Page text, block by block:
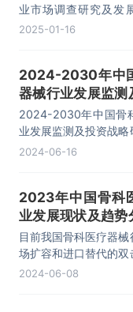
业市场调查研究及发
告，主要包括行业发展
2025-01-16
2024-2030年中
器械行业发展监测
研究报告
2024-2030年中国骨
业发展监测及投资战略
要包括行业重点区域市
2024-06-16
2023年中国骨科
业发展现状及趋势
创新步伐加快，人
度加深，市场持续
目前我国骨科医疗器
场扩容和进口替代的双
骨科医疗器械的市场
2024-06-08